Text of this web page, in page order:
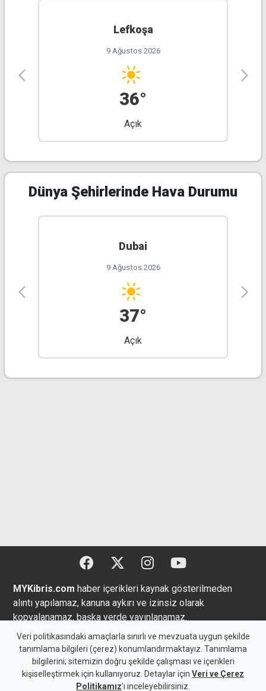
Lefkoşa
9 Ağustos 2026
36°
Açık
Dünya Şehirlerinde Hava Durumu
Dubai
9 Ağustos 2026
37°
Açık
MYKibris.com haber içerikleri kaynak gösterilmeden
alıntı yapılamaz, kanuna aykırı ve izinsiz olarak
kopyalanamaz, başka yerde yayınlanamaz.
Copyright 2026 MYK Yayıncılık Limited’e aittir.
Bize Ulaşın
Veri politikasındaki amaçlarla sınırlı ve mevzuata uygun şekilde
tanımlama bilgileri (çerez) konumlandırmaktayız. Tanımlama
bilgilerini; sitemizin doğru şekilde çalışması ve içerikleri
kişiselleştirmek için kullanıyoruz. Detaylar için Veri ve Çerez
Politikamız'ı inceleyebilirsiniz.